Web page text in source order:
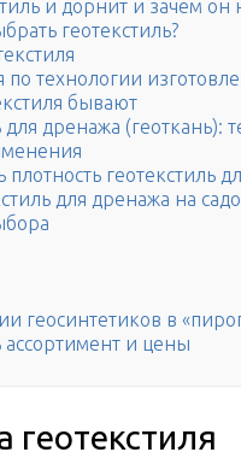
и дорнит и зачем он
геотекстиль?
по технологии
бывают
для дренажа (геоткань):
плотность геотекстиль
для дренажа на
геосинтетиков в
ассортимент и цены
геотекстиля